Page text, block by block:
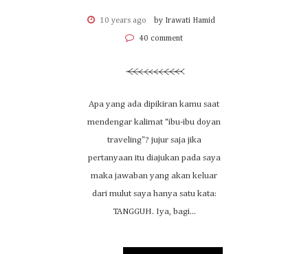
10 years ago by Irawati Hamid
40 comment
Apa yang ada dipikiran kamu saat
mendengar kalimat “ibu-ibu doyan
traveling"? jujur saja jika
pertanyaan itu diajukan pada saya
maka jawaban yang akan keluar
dari mulut saya hanya satu kata:
TANGGUH. Iya, bagi...